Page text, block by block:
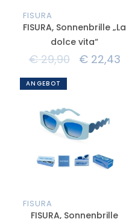
FISURA
FISURA, Sonnenbrille „La
dolce vita“
€29,90 €22,43
ANGEBOT
FISURA
FISURA, Sonnenbrille